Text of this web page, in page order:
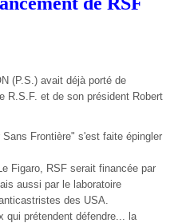
(P.S.) avait déjà porté de
R.S.F. et de son président Robert
Frontière" s'est faite épingler
Figaro, RSF serait financée par
aussi par le laboratoire
des USA.
qui prétendent défendre... la